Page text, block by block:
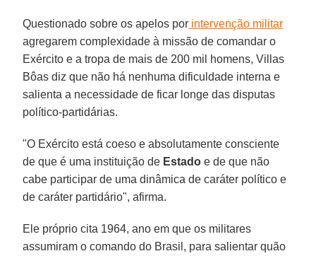
Questionado sobre os apelos por intervenção militar
agregarem complexidade à missão de comandar o
Exército e a tropa de mais de 200 mil homens, Villas
Bôas diz que não há nenhuma dificuldade interna e
salienta a necessidade de ficar longe das disputas
político-partidárias.
"O Exército está coeso e absolutamente consciente
de que é uma instituição de Estado e de que não
cabe participar de uma dinâmica de caráter político e
de caráter partidário", afirma.
Ele próprio cita 1964, ano em que os militares
assumiram o comando do Brasil, para salientar quão